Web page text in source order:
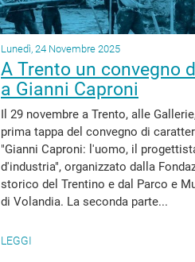
Lunedì, 24 Novembre 2025
A Trento un convegno
a Gianni Caproni
Il 29 novembre a Trento, alle
prima tappa del convegno di
"Gianni Caproni: l'uomo, il
d'industria", organizzato dalla
storico del Trentino e dal Parco e
di Volandia. La seconda parte...
LEGGI